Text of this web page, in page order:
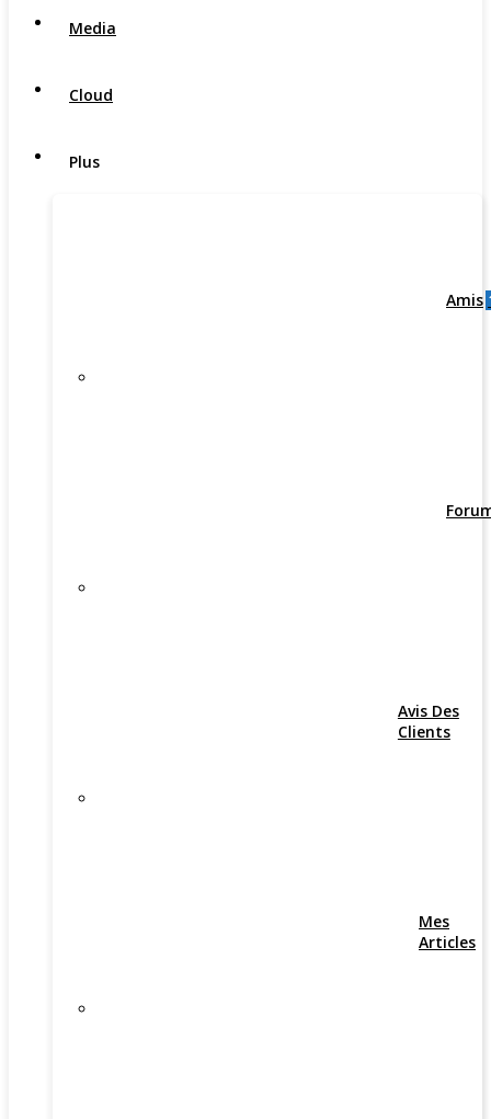
Media
Cloud
Plus
Amis
Avis Des
Clients
Mes
Articles